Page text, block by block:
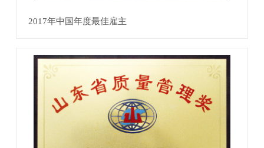
2017年中国年度最佳雇主